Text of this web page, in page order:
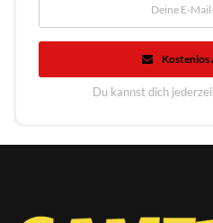
Kostenlos
Du kannst dich